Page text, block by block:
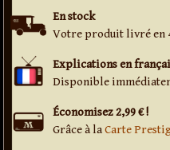
En stock
Votre produit livré en
Explications en
Disponible
Économisez 2,99 € !
Grâce à laCarte